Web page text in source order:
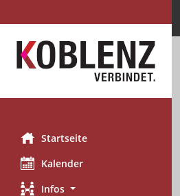
Startseite
Kalender
Infos